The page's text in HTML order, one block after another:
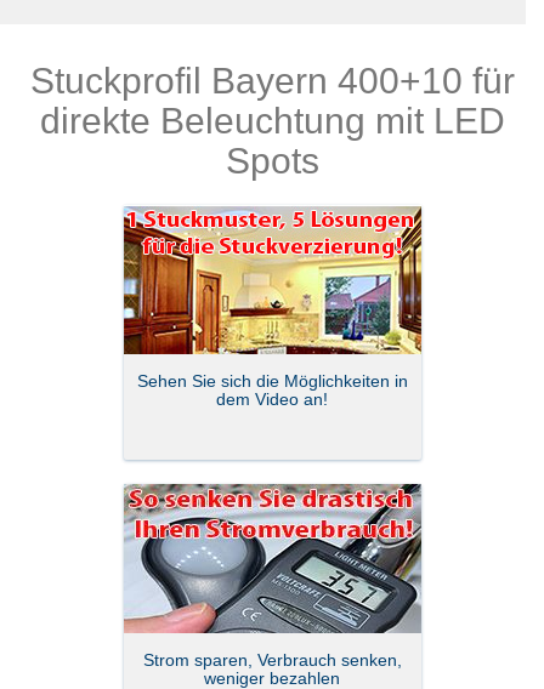
Stuckprofil Bayern 400+10 für
direkte Beleuchtung mit LED
Spots
Sehen Sie sich die Möglichkeiten in
dem Video an!
Strom sparen, Verbrauch senken,
weniger bezahlen
Produkte